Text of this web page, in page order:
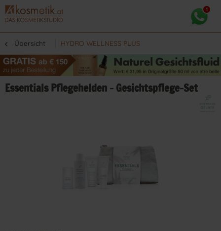
Übersicht HYDRO WELLNESS PLUS
Essentials Pflegehelden - Gesichtspflege-Set